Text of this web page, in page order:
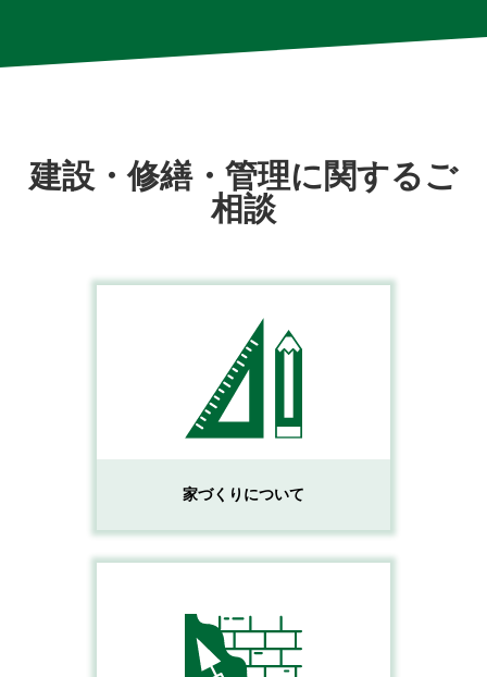
建設・修繕・管理に関するご
相談
家づくりについて